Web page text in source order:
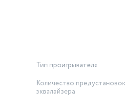
Тип проигрывателя
Количество предустановок
эквалайзера